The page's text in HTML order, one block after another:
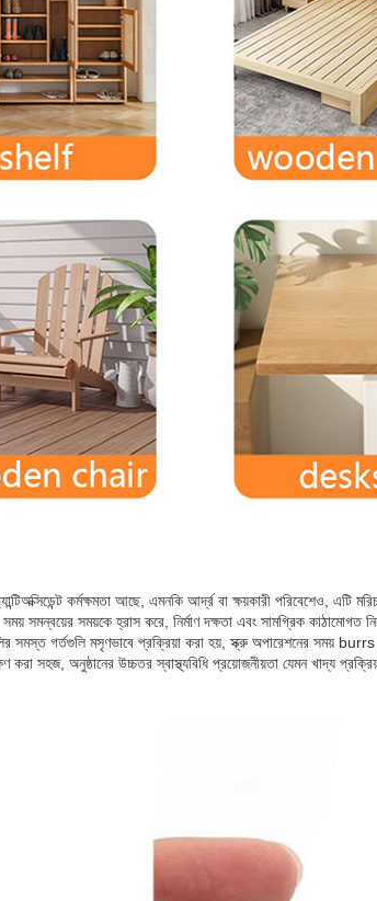
কর্মক্ষমতা আছে, এমনকি আর্দ্র বা ক্ষয়কারী পরিবেশেও, এটি
সমন্বয়ের সময়কে হ্রাস করে, নির্মাণ দক্ষতা এবং সামগ্রিক কাঠামোগত
সমস্ত গর্তগুলি মসৃণভাবে প্রক্রিয়া করা হয়, স্ক্রু অপারেশনের সময়
করা সহজ, অনুষ্ঠানের উচ্চতর স্বাস্থ্যবিধি প্রয়োজনীয়তা যেমন খাদ্য